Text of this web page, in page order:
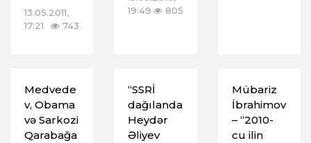
13.05.2011,
17:21
743
19:49
805
Medvede
v, Obama
və Sarkozi
Qarabağa
“SSRİ
dağılanda
Heydər
Əliyev
Mübariz
İbrahimov
– “2010-
cu ilin